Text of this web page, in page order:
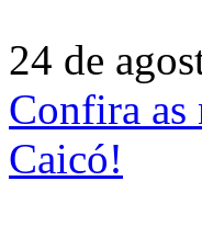
24 de
Confira
Caicó!